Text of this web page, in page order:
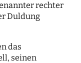
rechter
Duldung
das
seinen